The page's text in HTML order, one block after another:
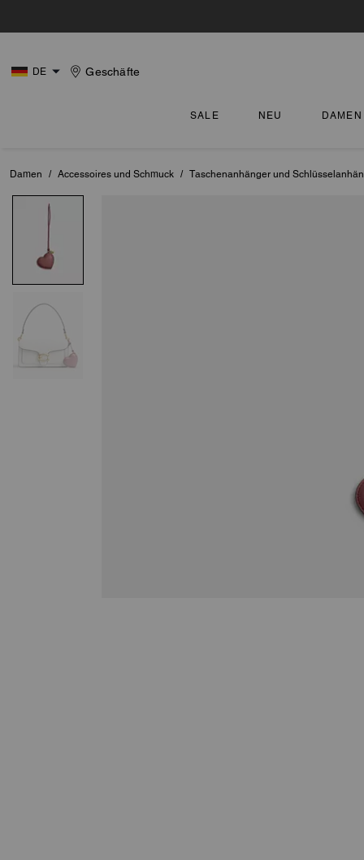
DE Geschäfte
SALE NEU DAMEN
Damen / Accessoires und Schmuck / Taschenanhänger und